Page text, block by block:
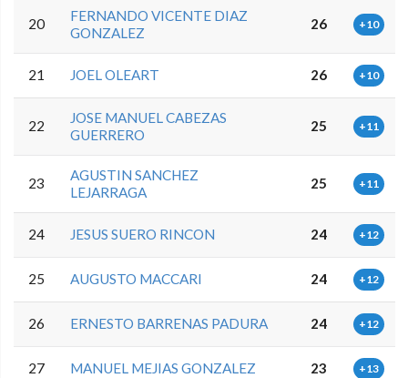
20
FERNANDO VICENTE DIAZ
GONZALEZ
26 +10
21 JOEL OLEART 26 +10
22
JOSE MANUEL CABEZAS
GUERRERO
25 +11
23
AGUSTIN SANCHEZ
LEJARRAGA
25 +11
24 JESUS SUERO RINCON 24 +12
25 AUGUSTO MACCARI 24 +12
26 ERNESTO BARRENAS PADURA 24 +12
27 MANUEL MEJIAS GONZALEZ 23 +13